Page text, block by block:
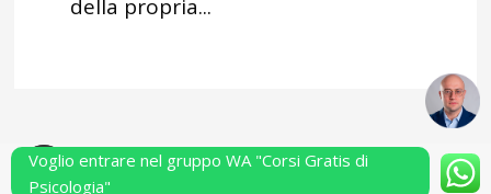
della propria...
Powered by Performarsi S.a.s.
Voglio entrare nel gruppo WA "Corsi Gratis di
Psicologia"